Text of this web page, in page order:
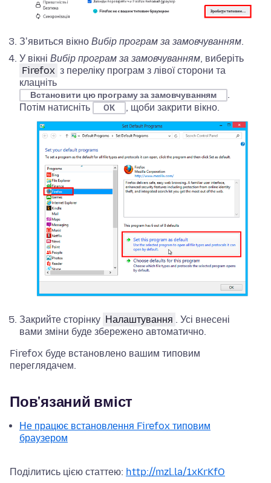
Зʼявиться вікно Вибір програм за замовчуванням.
У вікні Вибір програм за замовчуванням, виберіть
Firefox з переліку програм з лівої сторони та
клацніть
Встановити цю програму за замовчуванням
.
Потім натисніть
OK , щоби закрити вікно.
Закрийте сторінку Налаштування . Усі внесені
вами зміни буде збережено автоматично.
Firefox буде встановлено вашим типовим
переглядачем.
Пов'язаний вміст
Не працює встановлення Firefox типовим
браузером
Поділитись цією статтею: http://mzl.la/1xKrKfO